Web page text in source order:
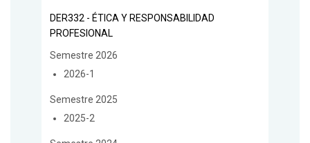
DER332 - ÉTICA Y RESPONSABILIDAD
PROFESIONAL
Semestre 2026
2026-1
Semestre 2025
2025-2